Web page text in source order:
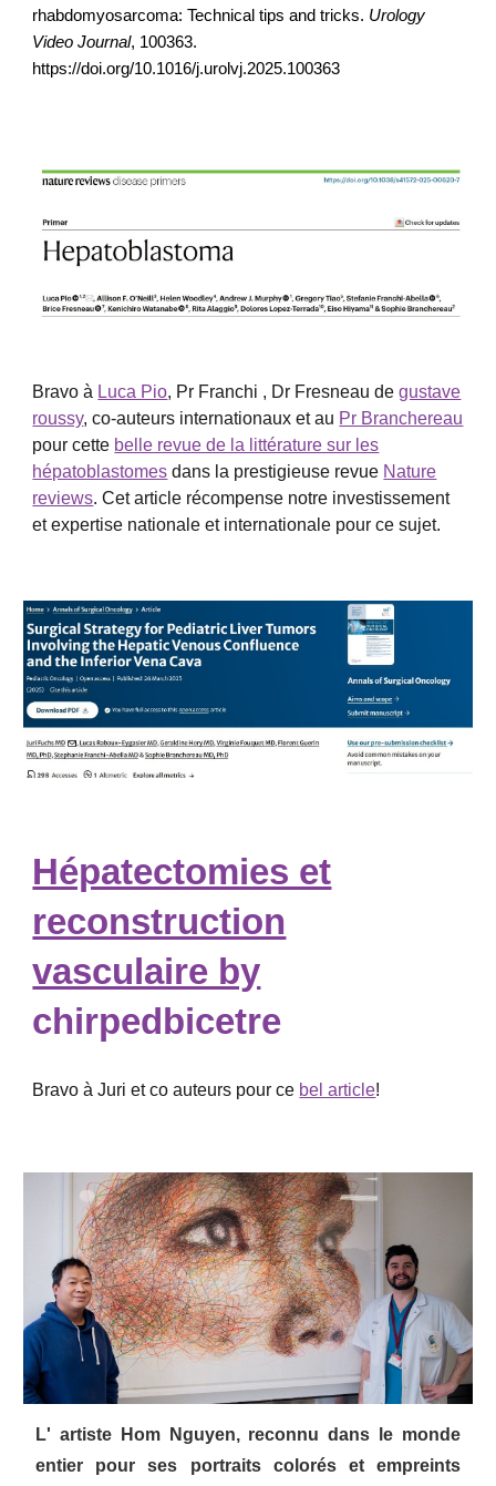
rhabdomyosarcoma: Technical tips and tricks. Urology
Video Journal, 100363.
https://doi.org/10.1016/j.urolvj.2025.100363
Bravo à Luca Pio, Pr Franchi , Dr Fresneau degustave
roussy, co-auteurs internationaux et au Pr Branchereau
pour cette belle revue de la littérature sur les
hépatoblastomes dans la prestigieuse revue Nature
reviews. Cet article récompense notre investissement
et expertise nationale et internationale pour ce sujet.
Hépatectomies et
reconstruction
vasculaire by
chirpedbicetre
Bravo à Juri et co auteurs pour ce bel article!
L' artiste Hom Nguyen, reconnu dans le monde
entier pour ses portraits colorés et empreints